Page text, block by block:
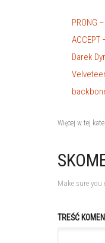
PRONG
ACCEPT
Darek
Więcej w tej
Make sure
TREŚĆ